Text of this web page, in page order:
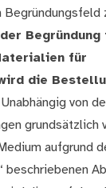
Begründungsfeld
für
die
Unabhängig von
grundsätzlich
aufgrund
beschriebenen